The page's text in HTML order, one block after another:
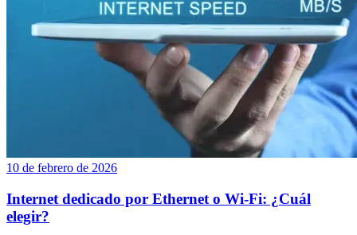
10 de febrero de 2026
Internet dedicado por Ethernet o Wi-Fi: ¿Cuál
elegir?